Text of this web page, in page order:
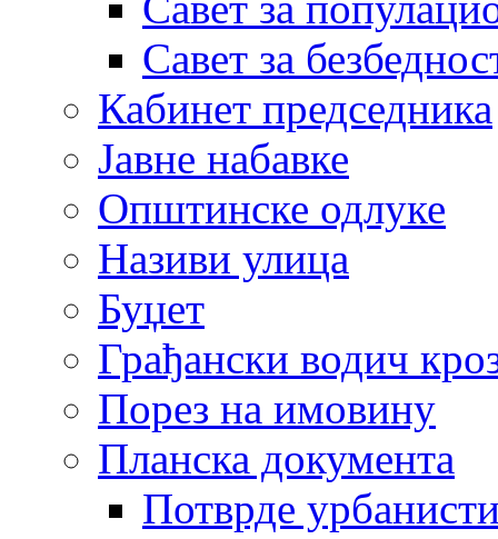
Савет за
Кабинет председника
Јавне набавке
Општинске одлуке
Називи улица
Буџет
Грађански водич
Порез на имовину
Планска документа
Потврде